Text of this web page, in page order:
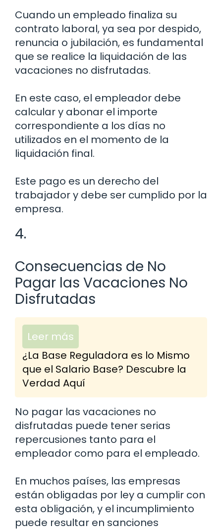
Cuando un empleado finaliza su
contrato laboral, ya sea por despido,
renuncia o jubilación, es fundamental
que se realice la liquidación de las
vacaciones no disfrutadas.
En este caso, el empleador debe
calcular y abonar el importe
correspondiente a los días no
utilizados en el momento de la
liquidación final.
Este pago es un derecho del
trabajador y debe ser cumplido por la
empresa.
4.
Consecuencias de No
Pagar las Vacaciones No
Disfrutadas
Leer más
¿La Base Reguladora es lo Mismo
que el Salario Base? Descubre la
Verdad Aquí
No pagar las vacaciones no
disfrutadas puede tener serias
repercusiones tanto para el
empleador como para el empleado.
En muchos países, las empresas
están obligadas por ley a cumplir con
esta obligación, y el incumplimiento
puede resultar en sanciones